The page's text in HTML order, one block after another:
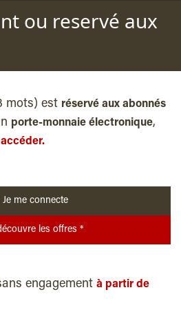
ou reservé aux
mots) est réservé aux abonnés
porte-monnaie électronique,
Je me connecte
Je découvre les offres *
engagement à partir de